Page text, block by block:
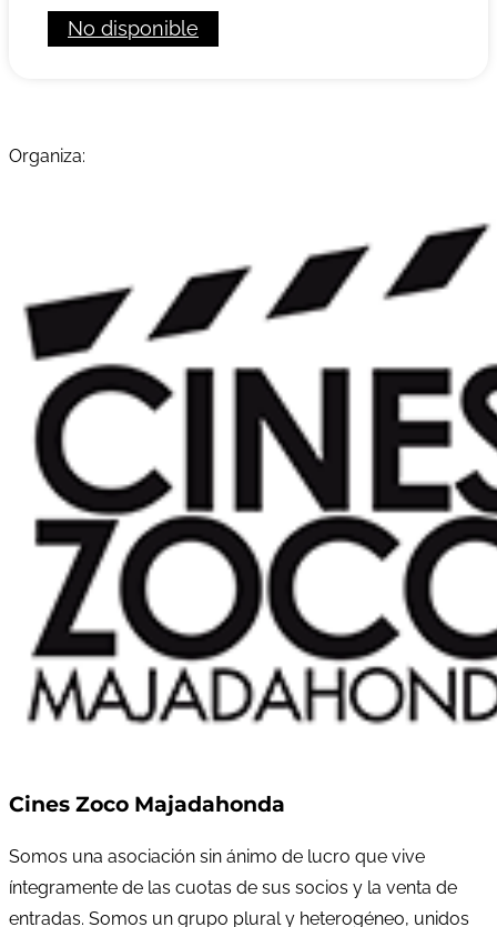
No disponible
Organiza:
Cines Zoco Majadahonda
Somos una asociación sin ánimo de lucro que vive
íntegramente de las cuotas de sus socios y la venta de
entradas. Somos un grupo plural y heterogéneo, unidos